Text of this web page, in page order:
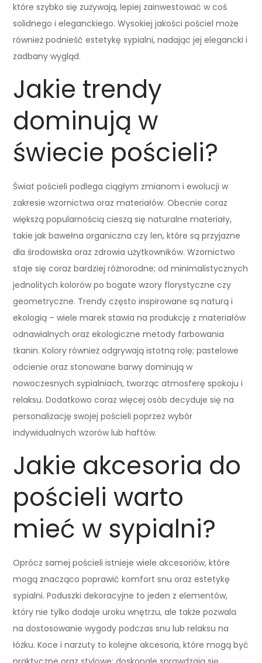
które szybko się zużywają, lepiej zainwestować w coś
solidnego i eleganckiego. Wysokiej jakości pościel może
również podnieść estetykę sypialni, nadając jej elegancki i
zadbany wygląd.
Jakie trendy
dominują w
świecie pościeli?
Świat pościeli podlega ciągłym zmianom i ewolucji w
zakresie wzornictwa oraz materiałów. Obecnie coraz
większą popularnością cieszą się naturalne materiały,
takie jak bawełna organiczna czy len, które są przyjazne
dla środowiska oraz zdrowia użytkowników. Wzornictwo
staje się coraz bardziej różnorodne; od minimalistycznych
jednolitych kolorów po bogate wzory florystyczne czy
geometryczne. Trendy często inspirowane są naturą i
ekologią – wiele marek stawia na produkcję z materiałów
odnawialnych oraz ekologiczne metody farbowania
tkanin. Kolory również odgrywają istotną rolę; pastelowe
odcienie oraz stonowane barwy dominują w
nowoczesnych sypialniach, tworząc atmosferę spokoju i
relaksu. Dodatkowo coraz więcej osób decyduje się na
personalizację swojej pościeli poprzez wybór
indywidualnych wzorów lub haftów.
Jakie akcesoria do
pościeli warto
mieć w sypialni?
Oprócz samej pościeli istnieje wiele akcesoriów, które
mogą znacząco poprawić komfort snu oraz estetykę
sypialni. Poduszki dekoracyjne to jeden z elementów,
który nie tylko dodaje uroku wnętrzu, ale także pozwala
na dostosowanie wygody podczas snu lub relaksu na
łóżku. Koce i narzuty to kolejne akcesoria, które mogą być